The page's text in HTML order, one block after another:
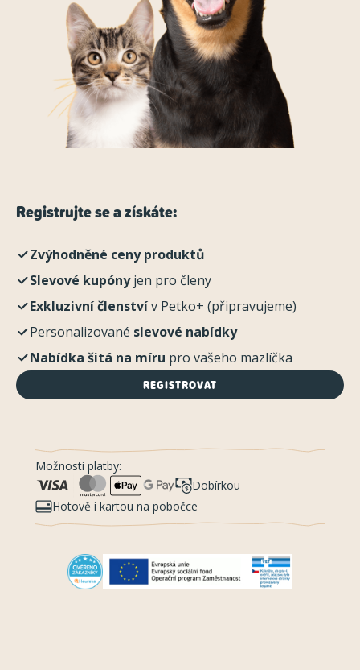
Registrujte se a získáte:
Zvýhodněné ceny produktů
Slevové kupónyjen pro členy
Exkluzivní členstvív Petko+ (připravujeme)
Personalizované slevové nabídky
Nabídka šitá na míru pro vašeho mazlíčka
REGISTROVAT
Možnosti platby:
Dobírkou
Hotově i kartou na pobočce